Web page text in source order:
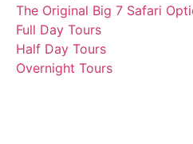
The Original Big 7 Safari
Full Day Tours
Half Day Tours
Overnight Tours